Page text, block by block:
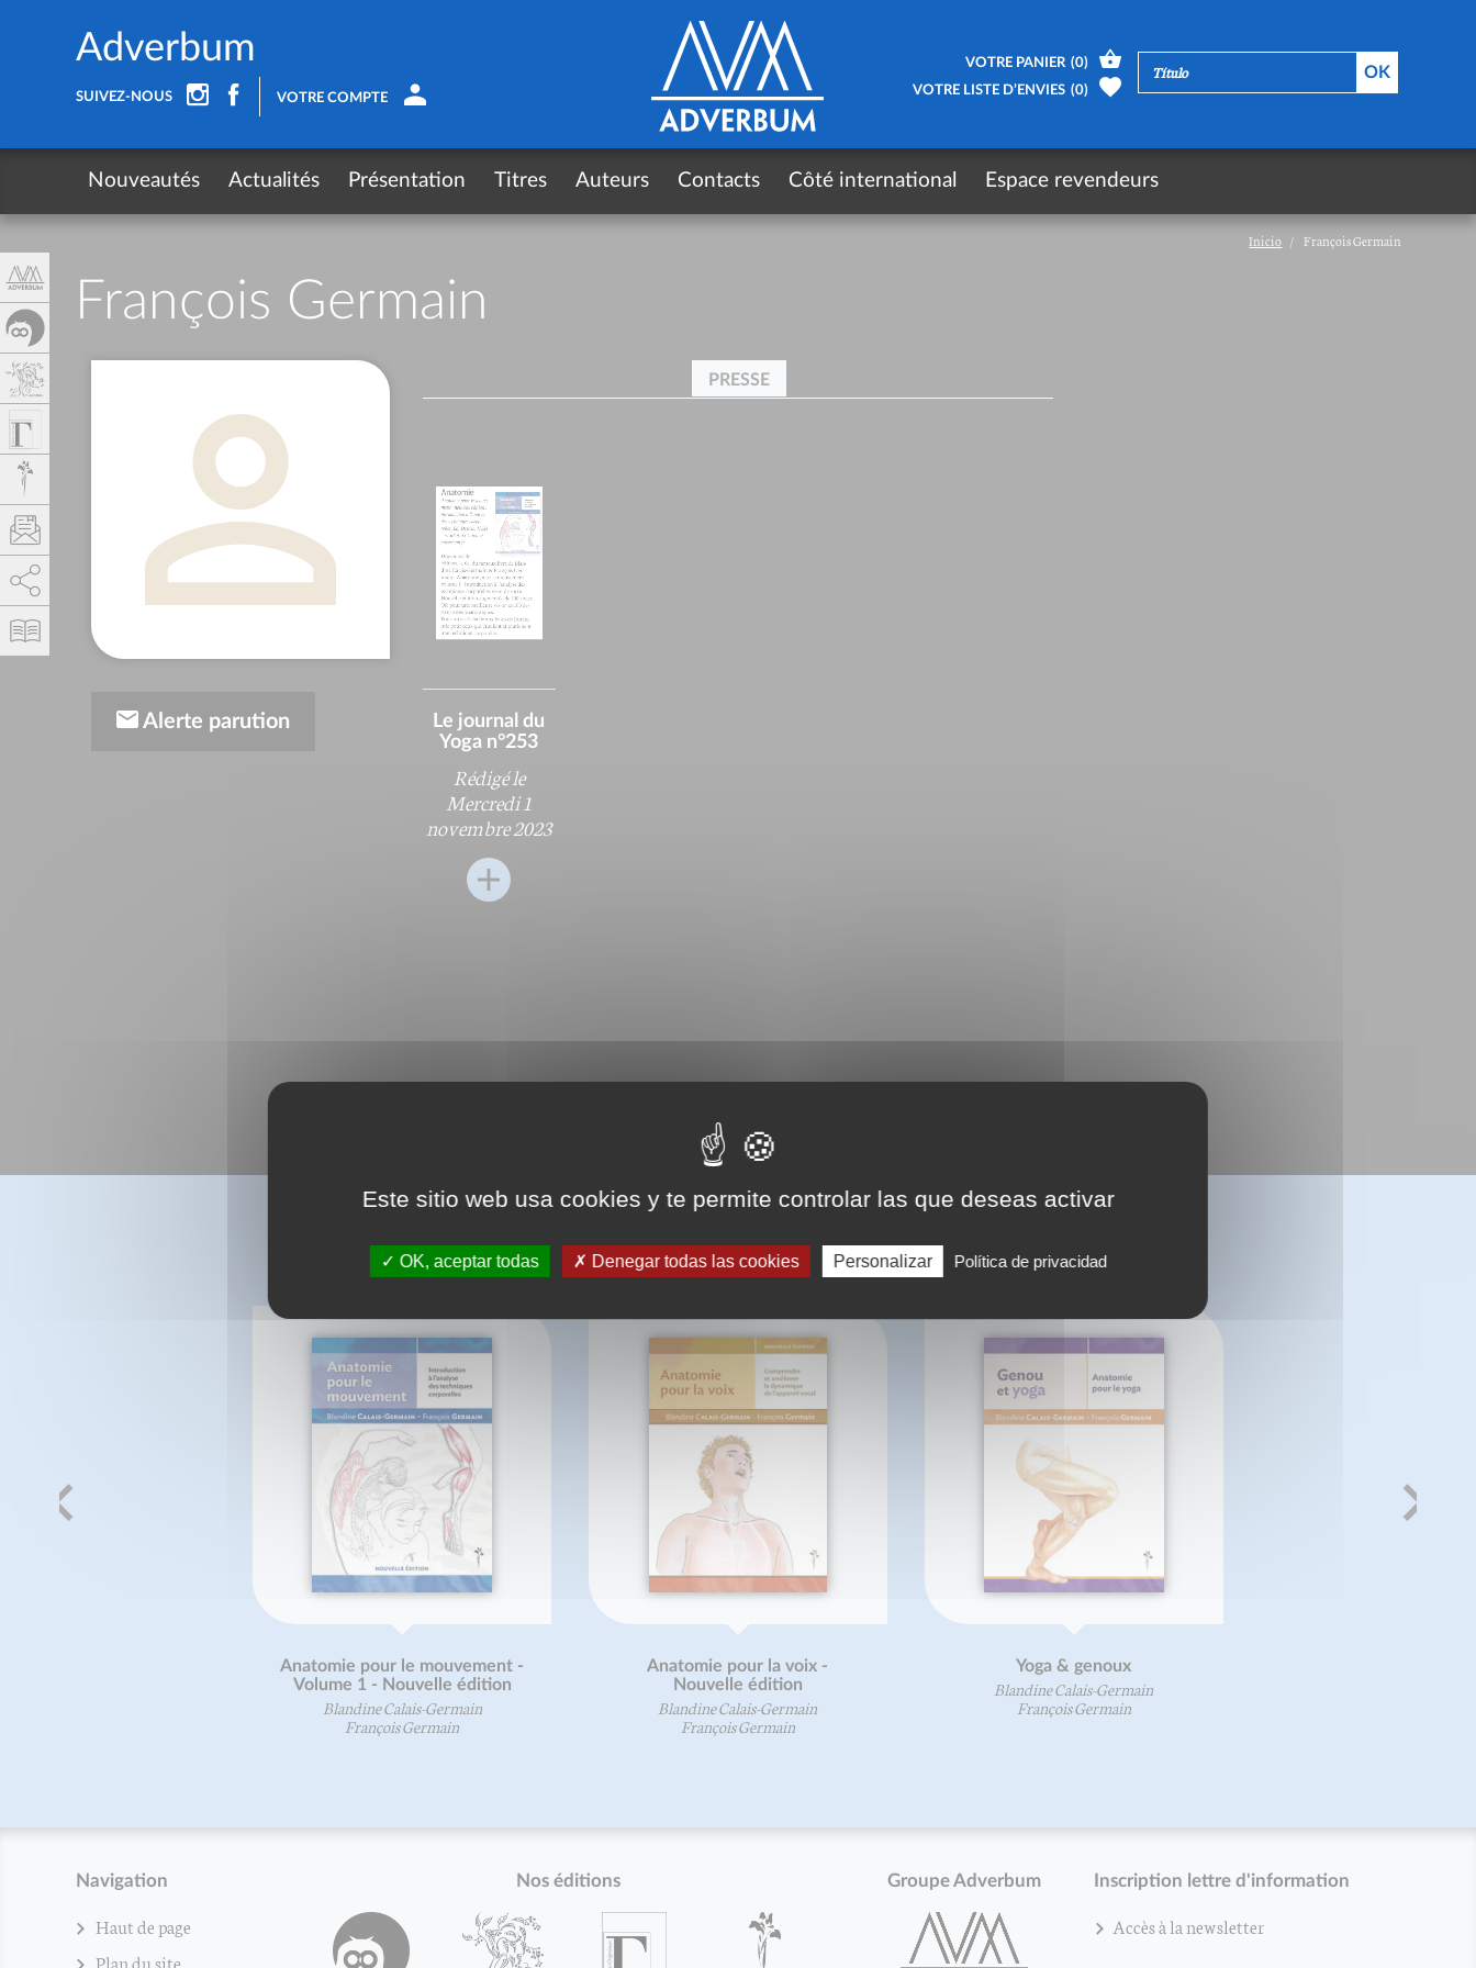
Inicio François Germain
François Germain
Alerte parution
PRESSE
Le journal du
Yoga n°253
Rédigé le
Mercredi 1
novembre 2023
BIBLIOGRAPHIE
Anatomie pour le mouvement -
Volume 1 - Nouvelle édition
Blandine Calais-Germain
François Germain
Anatomie pour la voix -
Nouvelle édition
Blandine Calais-Germain
François Germain
Yoga & genoux
Blandine Calais-Germain
François Germain
Navigation
Haut de page
Plan du site
Nos éditions Groupe Adverbum Inscription lettre d'information
Accès à la newsletter
Adverbum
SUIVEZ-NOUS VOTRE COMPTE
VOTRE PANIER (0)
VOTRE LISTE D’ENVIES (0)
Nouveautés Actualités Présentation Titres Auteurs Contacts Côté international Espace revendeurs
Este sitio web usa cookies y te permite controlar las que deseas activar
OK, aceptar todas Denegar todas las cookies Personalizar Política de privacidad